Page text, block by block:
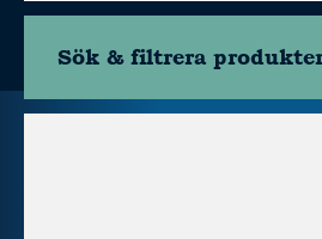
Sök & filtrera